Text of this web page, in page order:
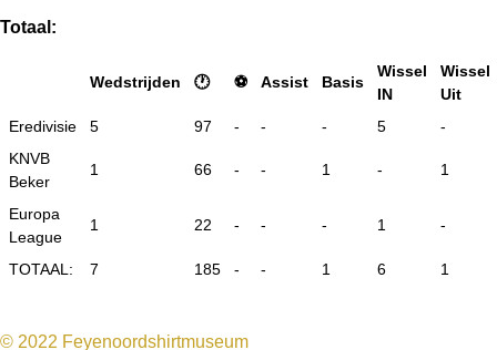
Totaal:
Wedstrijden 🕐 ⚽ Assist Basis
Wissel
IN
Wissel
Uit
Eredivisie
5 97 - - - 5
-
KNVB
Beker
1 66 - - 1 - 1
Europa
League
1 22 - - - 1 -
TOTAAL: 7 185 - - 1 6 1
a
n
© 2022 Feyenoordshirtmuseum